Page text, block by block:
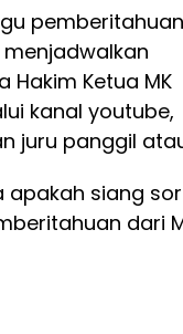
pemberitahuan
menjadwalkan
Ketua MK
kanal youtube,
juru panggil
apakah siang
dari